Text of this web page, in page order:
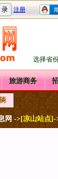
选择省
旅游商务
网 ->[凉山站点] -